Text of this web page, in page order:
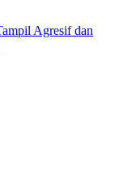
Agresif dan